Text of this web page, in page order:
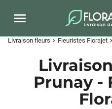
Livraison fleurs chevron_right Fleuristes Florajet chevron_right
Prunay -